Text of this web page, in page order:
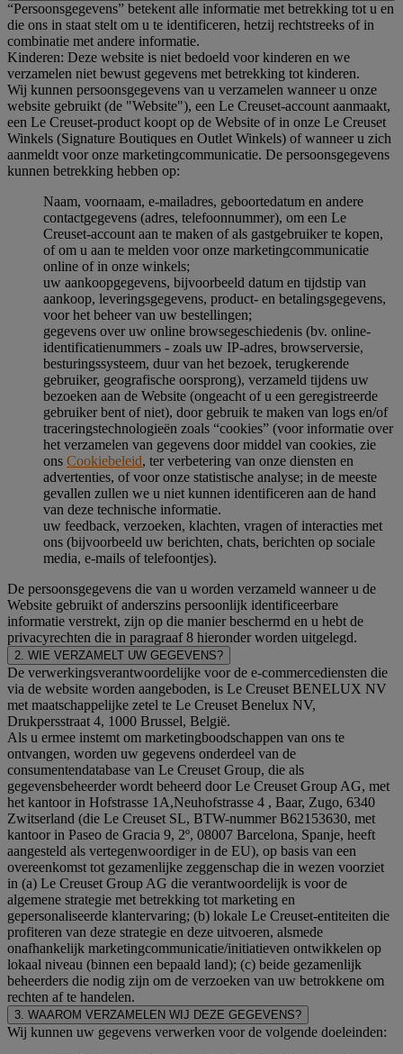
“Persoonsgegevens” betekent alle informatie met betrekking tot u en
die ons in staat stelt om u te identificeren, hetzij rechtstreeks of in
combinatie met andere informatie.
Kinderen: Deze website is niet bedoeld voor kinderen en we
verzamelen niet bewust gegevens met betrekking tot kinderen.
Wij kunnen persoonsgegevens van u verzamelen wanneer u onze
website gebruikt (de "Website"), een Le Creuset-account aanmaakt,
een Le Creuset-product koopt op de Website of in onze Le Creuset
Winkels (Signature Boutiques en Outlet Winkels) of wanneer u zich
aanmeldt voor onze marketingcommunicatie. De persoonsgegevens
kunnen betrekking hebben op:
Naam, voornaam, e-mailadres, geboortedatum en andere
contactgegevens (adres, telefoonnummer), om een Le
Creuset-account aan te maken of als gastgebruiker te kopen,
of om u aan te melden voor onze marketingcommunicatie
online of in onze winkels;
uw aankoopgegevens, bijvoorbeeld datum en tijdstip van
aankoop, leveringsgegevens, product- en betalingsgegevens,
voor het beheer van uw bestellingen;
gegevens over uw online browsegeschiedenis (bv. online-
identificatienummers - zoals uw IP-adres, browserversie,
besturingssysteem, duur van het bezoek, terugkerende
gebruiker, geografische oorsprong), verzameld tijdens uw
bezoeken aan de Website (ongeacht of u een geregistreerde
gebruiker bent of niet), door gebruik te maken van logs en/of
traceringstechnologieën zoals “cookies” (voor informatie over
het verzamelen van gegevens door middel van cookies, zie
ons Cookiebeleid, ter verbetering van onze diensten en
advertenties, of voor onze statistische analyse; in de meeste
gevallen zullen we u niet kunnen identificeren aan de hand
van deze technische informatie.
uw feedback, verzoeken, klachten, vragen of interacties met
ons (bijvoorbeeld uw berichten, chats, berichten op sociale
media, e-mails of telefoontjes).
De persoonsgegevens die van u worden verzameld wanneer u de
Website gebruikt of anderszins persoonlijk identificeerbare
informatie verstrekt, zijn op die manier beschermd en u hebt de
privacyrechten die in paragraaf 8 hieronder worden uitgelegd.
2. WIE VERZAMELT UW GEGEVENS?
De verwerkingsverantwoordelijke voor de e-commercediensten die
via de website worden aangeboden, is Le Creuset BENELUX NV
met maatschappelijke zetel te Le Creuset Benelux NV,
Drukpersstraat 4, 1000 Brussel, België.
Als u ermee instemt om marketingboodschappen van ons te
ontvangen, worden uw gegevens onderdeel van de
consumentendatabase van Le Creuset Group, die als
gegevensbeheerder wordt beheerd door Le Creuset Group AG, met
het kantoor in Hofstrasse 1A,Neuhofstrasse 4 , Baar, Zugo, 6340
Zwitserland (die Le Creuset SL, BTW-nummer B62153630, met
kantoor in Paseo de Gracia 9, 2º, 08007 Barcelona, Spanje, heeft
aangesteld als vertegenwoordiger in de EU), op basis van een
overeenkomst tot gezamenlijke zeggenschap die in wezen voorziet
in (a) Le Creuset Group AG die verantwoordelijk is voor de
algemene strategie met betrekking tot marketing en
gepersonaliseerde klantervaring; (b) lokale Le Creuset-entiteiten die
profiteren van deze strategie en deze uitvoeren, alsmede
onafhankelijk marketingcommunicatie/initiatieven ontwikkelen op
lokaal niveau (binnen een bepaald land); (c) beide gezamenlijk
beheerders die nodig zijn om de verzoeken van uw betrokkene om
rechten af te handelen.
3. WAAROM VERZAMELEN WIJ DEZE GEGEVENS?
Wij kunnen uw gegevens verwerken voor de volgende doeleinden: